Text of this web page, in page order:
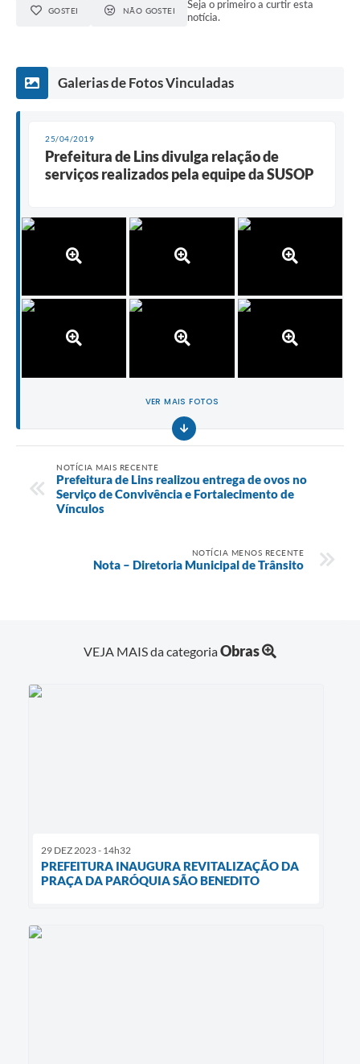
GOSTEI NÃO GOSTEI
Seja o primeiro a curtir esta
notícia.
Galerias de Fotos Vinculadas
25/04/2019
Prefeitura de Lins divulga relação de
serviços realizados pela equipe da SUSOP
VER MAIS FOTOS
NOTÍCIA MAIS RECENTE
Prefeitura de Lins realizou entrega de ovos no
Serviço de Convivência e Fortalecimento de
Vínculos
NOTÍCIA MENOS RECENTE
Nota – Diretoria Municipal de Trânsito
VEJA MAIS da categoriaObras
29 DEZ 2023 - 14h32
PREFEITURA INAUGURA REVITALIZAÇÃO DA
PRAÇA DA PARÓQUIA SÃO BENEDITO